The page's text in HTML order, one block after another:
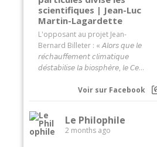
scientifiques | Jean-Luc
Martin-Lagardette
L'opposant au projet Jean-
Bernard Billeter : « 𝘈𝘭𝘰𝘳𝘴 𝘲𝘶𝘦 𝘭𝘦
𝘳𝘦́𝘤𝘩𝘢𝘶𝘧𝘧𝘦𝘮𝘦𝘯𝘵 𝘤𝘭𝘪𝘮𝘢𝘵𝘪𝘲𝘶𝘦
𝘥𝘦́𝘴𝘵𝘢𝘣𝘪𝘭𝘪𝘴𝘦 𝘭𝘢 𝘣𝘪𝘰𝘴𝘱𝘩𝘦̀𝘳𝘦, 𝘭𝘦 𝘊𝘦...
Voir sur Facebook
Le Philophile
2 months ago